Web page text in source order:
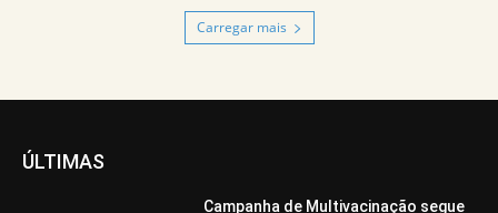
Carregar mais
ÚLTIMAS
Campanha de Multivacinação segue